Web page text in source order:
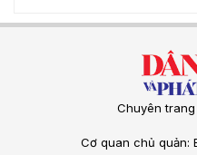
Chuyên
Cơ quan chủ quản: